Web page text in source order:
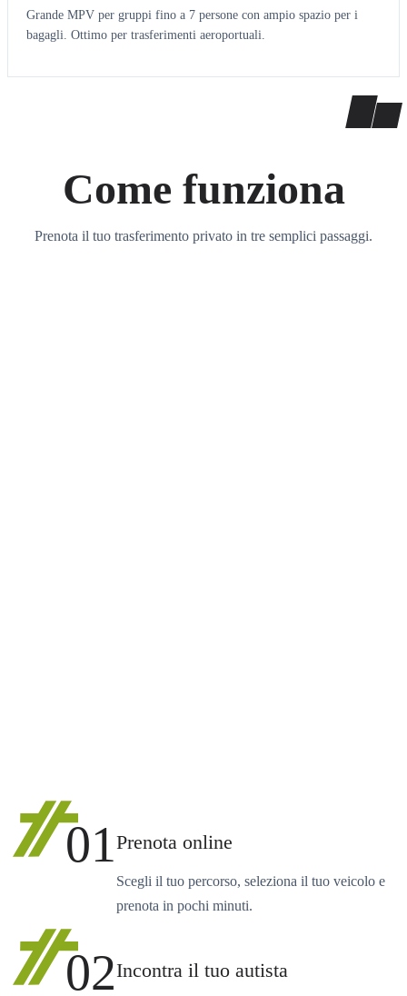
Grande MPV per gruppi fino a 7 persone con ampio spazio per i
bagagli. Ottimo per trasferimenti aeroportuali.
Come funziona
Prenota il tuo trasferimento privato in tre semplici passaggi.
01Prenota online
Scegli il tuo percorso, seleziona il tuo veicolo e
prenota in pochi minuti.
02Incontra il tuo autista